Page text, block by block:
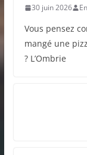
30 juin 2026
Vous pensez
mangé une
? L’Ombrie